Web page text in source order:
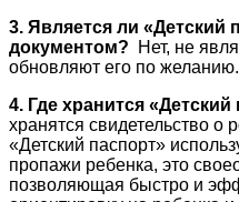
3. Является ли «Детский
документом?
Нет, не
обновляют его по желанию.
4. Где хранится «Детский
хранятся свидетельство о
«Детский паспорт»
пропажи ребенка, это
позволяющая быстро и